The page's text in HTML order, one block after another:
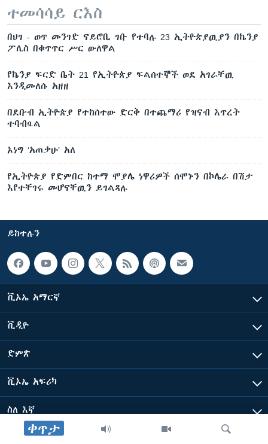
ቀጥታ
ተመሳሳይ ርእስ
በህገ - ወጥ መንገድ ናይሮቢ ገቡ የተባሉ 23 ኢትዮጵያዉያን በኬንያ
ፖሊስ በቁጥጥር ሥር ውለዋል
የኬንያ ፍርድ ቤት 21 የኢትዮጵያ ፍልሰተኞች ወደ አገራቸዉ
እንዲመለሱ አዘዘ
በደቡብ ኢትዮጵያ የተከሰተው ድርቅ በተጨማሪ የዝናብ እጥረት
ተባብሷል
ኦነግ ‘አጠቃሁ’ አለ
የኢትዮጵያ የድምበር ከተማ ሞያሌ ነዋሪዎች ሰሞኑን በኮሌራ በሽታ
እየተቸገሩ መሆናቸዉን ይገልጻሉ
ይከተሉን
ቪኦኤ አማርኛ
ቪዲዮ
ድምጽ
ቪኦኤ አፍሪካ
ስለ እኛ